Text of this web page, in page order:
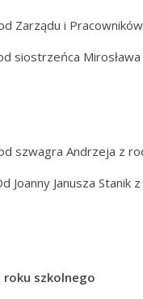
Zarządu i
siostrzeńca
szwagra Andrzeja z
Joanny Janusza Stanik
roku szkolnego